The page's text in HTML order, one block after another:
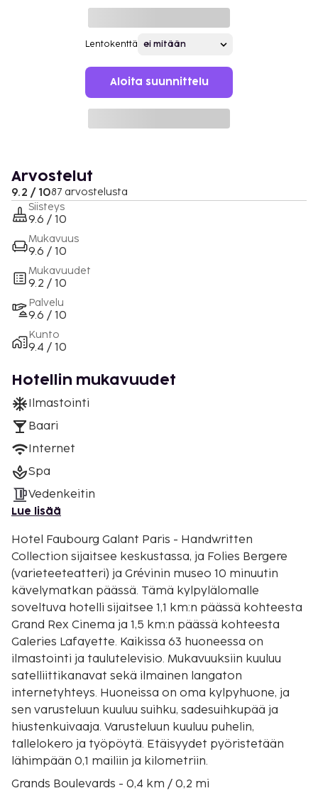
Lentokenttä
Aloita suunnittelu
Arvostelut
9.2 / 1087 arvostelusta
Siisteys
9.6 / 10
Mukavuus
9.6 / 10
Mukavuudet
9.2 / 10
Palvelu
9.6 / 10
Kunto
9.4 / 10
Hotellin mukavuudet
Ilmastointi
Baari
Internet
Spa
Vedenkeitin
Lue lisää
Hotel Faubourg Galant Paris - Handwritten
Collection sijaitsee keskustassa, ja Folies Bergere
(varieteeteatteri) ja Grévinin museo 10 minuutin
kävelymatkan päässä. Tämä kylpylälomalle
soveltuva hotelli sijaitsee 1,1 km:n päässä kohteesta
Grand Rex Cinema ja 1,5 km:n päässä kohteesta
Galeries Lafayette. Kaikissa 63 huoneessa on
ilmastointi ja taulutelevisio. Mukavuuksiin kuuluu
satelliittikanavat sekä ilmainen langaton
internetyhteys. Huoneissa on oma kylpyhuone, ja
sen varusteluun kuuluu suihku, sadesuihkupää ja
hiustenkuivaaja. Varusteluun kuuluu puhelin,
tallelokero ja työpöytä. Etäisyydet pyöristetään
lähimpään 0,1 mailiin ja kilometriin.
Grands Boulevards - 0,4 km / 0,2 mi